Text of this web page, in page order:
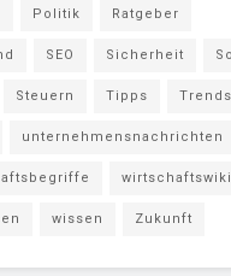
Politik Ratgeber
SEO Sicherheit
Steuern Tipps Trends
unternehmensnachrichten
wirtschaftswiki
wissen Zukunft